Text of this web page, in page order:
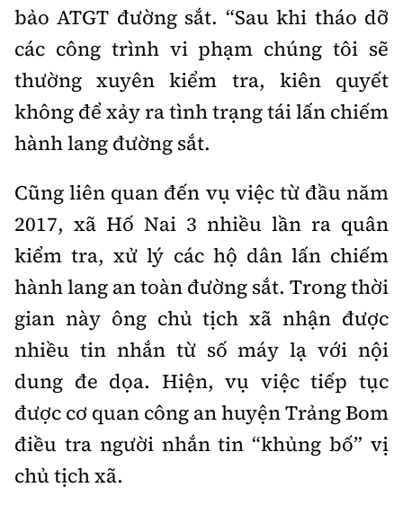
Phó Tổng biên tập:Nguyễn Sơn Tùng,
Nguyễn Đức Thắng, La Đức Hùng
Hotline:
0901 514 799
Quảng cáo và Phát hành:
0915 057 282
bandoc@baoxaydung.vn
Cấm sao chép dưới mọi hình thức nếu không có sự
Thông tin tòa
soạn
bảo ATGT đường sắt. “Sau khi tháo dỡ
các công trình vi phạm chúng tôi sẽ
thường xuyên kiểm tra, kiên quyết
không để xảy ra tình trạng tái lấn chiếm
hành lang đường sắt.
Cũng liên quan đến vụ việc từ đầu năm
2017, xã Hố Nai 3 nhiều lần ra quân
kiểm tra, xử lý các hộ dân lấn chiếm
hành lang an toàn đường sắt. Trong thời
gian này ông chủ tịch xã nhận được
nhiều tin nhắn từ số máy lạ với nội
dung đe dọa. Hiện, vụ việc tiếp tục
được cơ quan công an huyện Trảng Bom
điều tra người nhắn tin “khủng bố” vị
chủ tịch xã.